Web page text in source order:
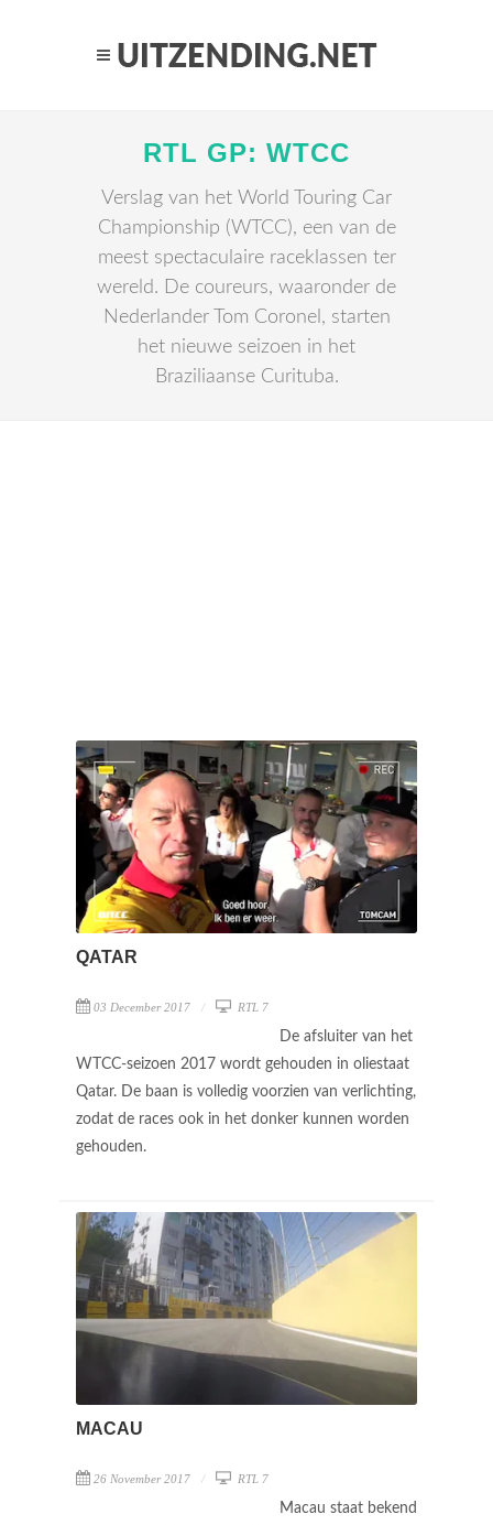
RTL GP: WTCC
Verslag van het World Touring Car
Championship (WTCC), een van de
meest spectaculaire raceklassen ter
wereld. De coureurs, waaronder de
Nederlander Tom Coronel, starten
het nieuwe seizoen in het
Braziliaanse Curituba.
QATAR
03 December 2017 RTL 7
De afsluiter van het
WTCC-seizoen 2017 wordt gehouden in oliestaat
Qatar. De baan is volledig voorzien van verlichting,
zodat de races ook in het donker kunnen worden
gehouden.
MACAU
26 November 2017 RTL 7
Macau staat bekend